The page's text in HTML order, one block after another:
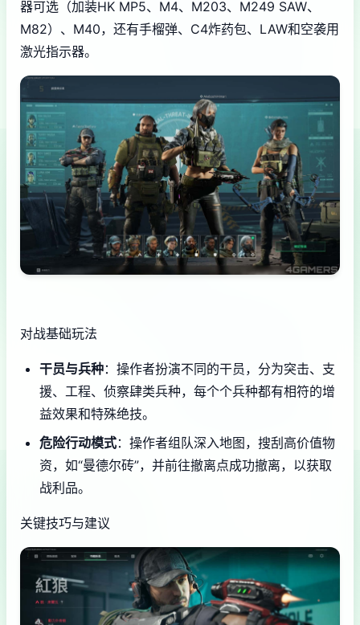
器可选（加装HK MP5、M4、M203、M249 SAW、
M82）、M40，还有手榴弹、C4炸药包、LAW和空袭用
激光指示器。
对战基础玩法
干员与兵种：操作者扮演不同的干员，分为突击、支
援、工程、侦察肆类兵种，每个个兵种都有相符的增
益效果和特殊绝技。
危险行动模式：操作者组队深入地图，搜刮高价值物
资，如“曼德尔砖”，并前往撤离点成功撤离，以获取
战利品。
关键技巧与建议